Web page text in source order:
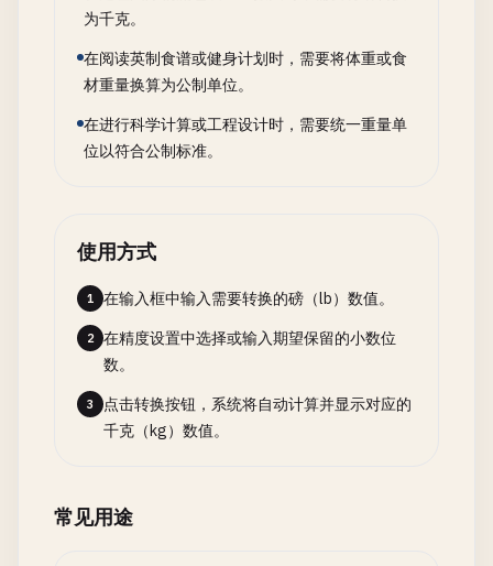
为千克。
在阅读英制食谱或健身计划时，需要将体重或食
材重量换算为公制单位。
在进行科学计算或工程设计时，需要统一重量单
位以符合公制标准。
使用方式
1 在输入框中输入需要转换的磅（lb）数值。
2
在精度设置中选择或输入期望保留的小数位
数。
3
点击转换按钮，系统将自动计算并显示对应的
千克（kg）数值。
常见用途